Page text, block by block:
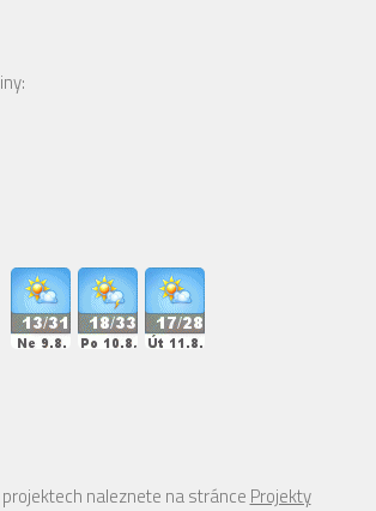
naleznete na stránce Projekty